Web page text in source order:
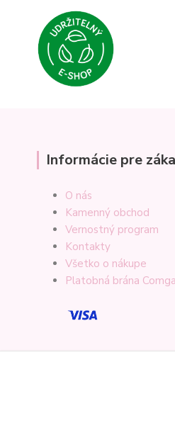
Informácie pre
O nás
Kamenný obchod
Vernostný program
Kontakty
Všetko o nákupe
Platobná brána